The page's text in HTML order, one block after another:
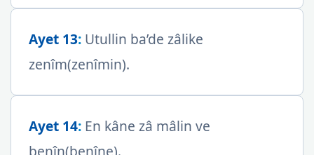
Ayet 13: Utullin ba’de zâlike
zenîm(zenîmin).
Ayet 14: En kâne zâ mâlin ve
benîn(benîne).